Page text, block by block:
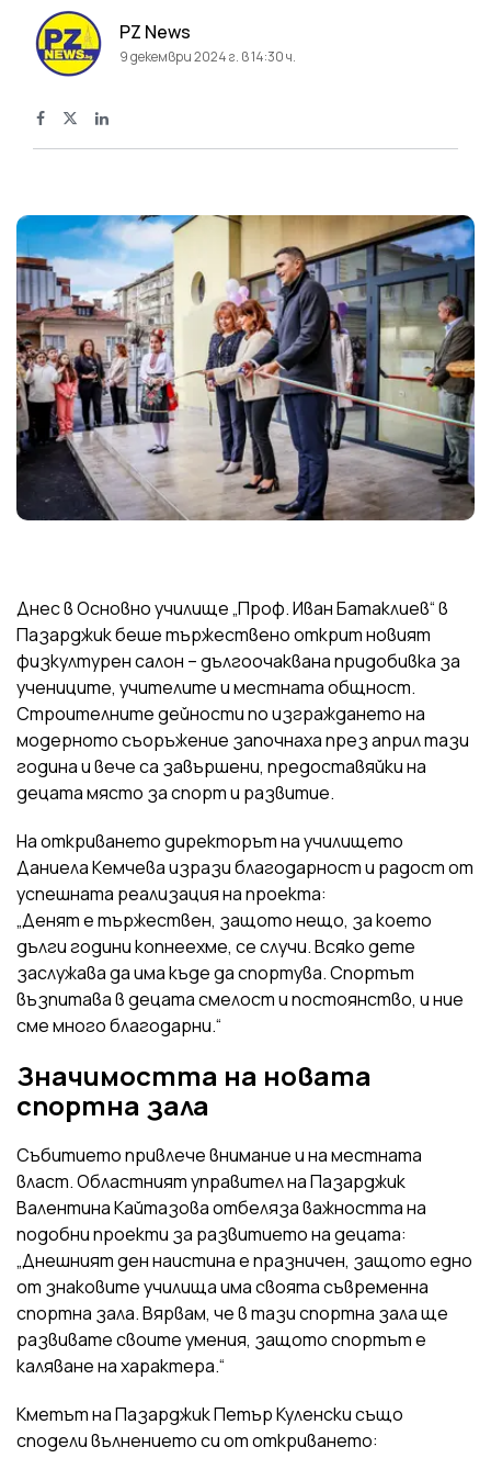
PZ News
9 декември 2024 г. в 14:30 ч.
Днес в Основно училище „Проф. Иван Батаклиев“ в
Пазарджик беше тържествено открит новият
физкултурен салон – дългоочаквана придобивка за
учениците, учителите и местната общност.
Строителните дейности по изграждането на
модерното съоръжение започнаха през април тази
година и вече са завършени, предоставяйки на
децата място за спорт и развитие.
На откриването директорът на училището
Даниела Кемчева изрази благодарност и радост от
успешната реализация на проекта:
„Денят е тържествен, защото нещо, за което
дълги години копнеехме, се случи. Всяко дете
заслужава да има къде да спортува. Спортът
възпитава в децата смелост и постоянство, и ние
сме много благодарни.“
Значимостта на новата
спортна зала
Събитието привлече внимание и на местната
власт. Областният управител на Пазарджик
Валентина Кайтазова отбеляза важността на
подобни проекти за развитието на децата:
„Днешният ден наистина е празничен, защото едно
от знаковите училища има своята съвременна
спортна зала. Вярвам, че в тази спортна зала ще
развивате своите умения, защото спортът е
каляване на характера.“
Кметът на Пазарджик Петър Куленски също
сподели вълнението си от откриването: